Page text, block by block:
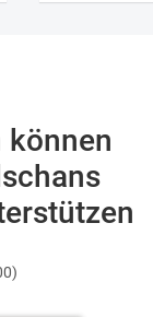
können